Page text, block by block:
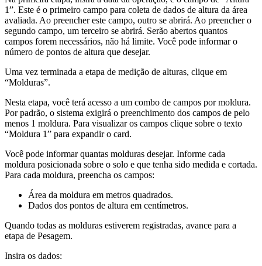
1”. Este é o primeiro campo para coleta de dados de altura da área
avaliada. Ao preencher este campo, outro se abrirá. Ao preencher o
segundo campo, um terceiro se abrirá. Serão abertos quantos
campos forem necessários, não há limite. Você pode informar o
número de pontos de altura que desejar.
Uma vez terminada a etapa de medição de alturas, clique em
“Molduras”.
Nesta etapa, você terá acesso a um combo de campos por moldura.
Por padrão, o sistema exigirá o preenchimento dos campos de pelo
menos 1 moldura. Para visualizar os campos clique sobre o texto
“Moldura 1” para expandir o card.
Você pode informar quantas molduras desejar. Informe cada
moldura posicionada sobre o solo e que tenha sido medida e cortada.
Para cada moldura, preencha os campos:
Área da moldura em metros quadrados.
Dados dos pontos de altura em centímetros.
Quando todas as molduras estiverem registradas, avance para a
etapa de Pesagem.
Insira os dados: